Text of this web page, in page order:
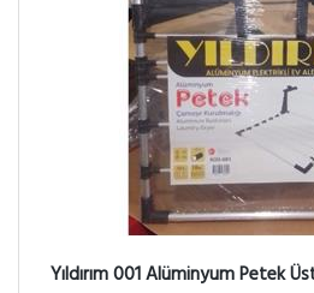
Yıldırım 001 Alüminyum Petek